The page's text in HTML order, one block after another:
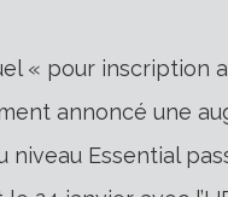
« pour inscription
annoncé une
niveau Essential